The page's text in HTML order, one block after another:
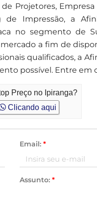
Projetores,
Impressão, a
no segmento de
a fim de
qualificados, a
possível. Entre em
Preço no Ipiranga?
Clicando aqui
Email: *
Assunto: *